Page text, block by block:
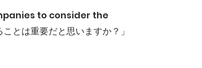
to consider the
とは重要だと思いますか？」